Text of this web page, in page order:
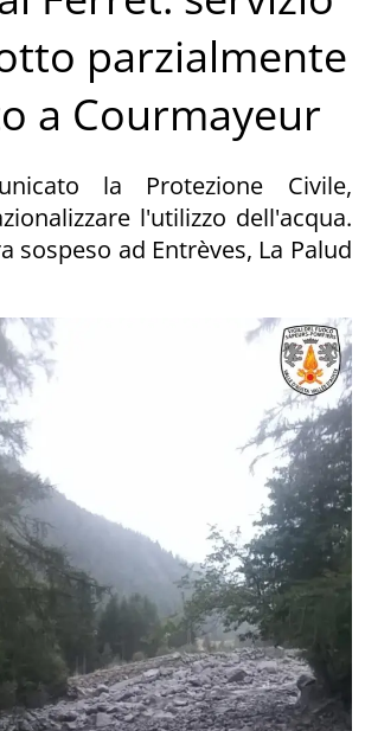
parzialmente
a Courmayeur
la Protezione Civile,
l'utilizzo dell'acqua.
sospeso ad Entrèves, La Palud